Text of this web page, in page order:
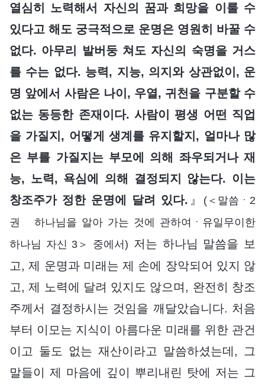
열심히 노력해서 자신의 꿈과 희망을 이룰 수
있다고 해도 궁극적으로 운명은 영원히 바꿀 수
없다. 아무리 발버둥 쳐도 자신의 숙명을 거스
를 수는 없다. 능력, 지능, 의지와 상관없이, 운
명 앞에서 사람은 나이, 우열, 귀천을 구분할 수
없는 동등한 존재이다. 사람이 평생 어떤 직업
을 가질지, 어떻게 생계를 유지할지, 얼마나 많
은 부를 가질지는 부모에 의해 좌우되거나 재
능, 노력, 욕심에 의해 결정되지 않는다. 이는
창조주가 정한 운명에 달려 있다. 』 (＜말씀ㆍ2
권 하나님을 알아 가는 것에 관하여ㆍ유일무이한
하나님 자신 3＞ 중에서) 저는 하나님 말씀을 보
고, 제 운명과 미래는 제 손에 장악되어 있지 않
고, 제 노력에 달려 있지도 않으며, 완전히 창조
주께서 결정하시는 것임을 깨달았습니다. 처음
부터 이모는 지식이 아름다운 미래를 위한 관건
이고 둘도 없는 재산이라고 말씀하셨는데, 그
말들이 제 마음에 깊이 뿌리내린 탓에 저는 그